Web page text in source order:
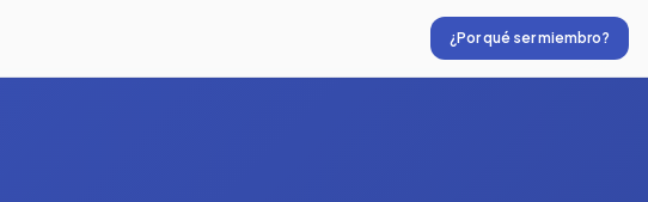
¿Por qué ser miembro?